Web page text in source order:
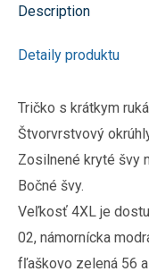
Description
Detaily produktu
Tričko s krátkym
Štvorvrstvový
Zosilnené kryté švy
Bočné švy.
Veľkosť 4XL je
02, námornícka
fľaškovo zelená 56